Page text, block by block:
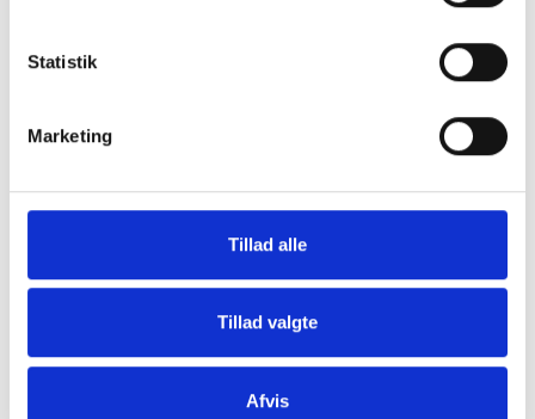
Statistik
Marketing
Tillad alle
Tillad valgte
Afvis
Vil du opdateres på, hvad der rør sig inden
for sundheds- og velfærdsteknologien uge
efter uge?
dugfriske nyheder fra branchen samt et
overblik over nye og spændende